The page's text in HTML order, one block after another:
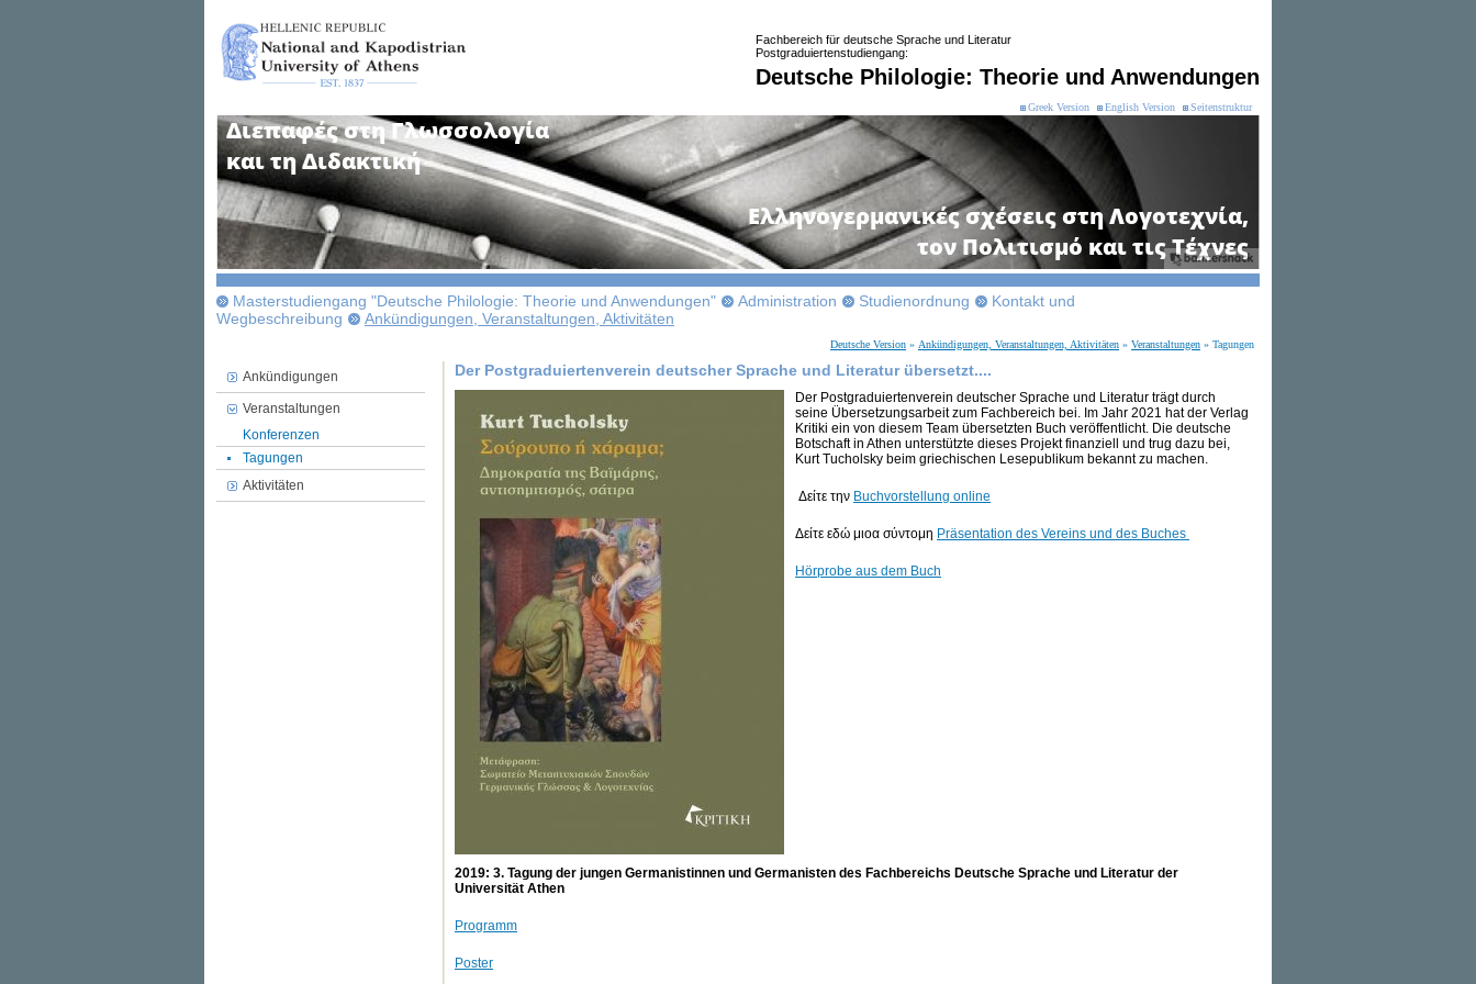
Fachbereich für deutsche Sprache und Literatur
Postgraduiertenstudiengang:
Deutsche Philologie: Theorie und Anwendungen
Greek Version English Version Seitenstruktur
Masterstudiengang "Deutsche Philologie: Theorie und Anwendungen" Administration Studienordnung
Kontakt und
Wegbeschreibung
Ankündigungen, Veranstaltungen, Aktivitäten
Deutsche Version » Ankündigungen, Veranstaltungen, Aktivitäten » Veranstaltungen » Tagungen
Ankündigungen
Veranstaltungen
Konferenzen
Tagungen
Aktivitäten
Der Postgraduiertenverein deutscher Sprache und Literatur übersetzt....
Der Postgraduiertenverein deutscher Sprache und Literatur trägt durch
seine Übersetzungsarbeit zum Fachbereich bei. Im Jahr 2021 hat der Verlag
Kritiki ein von diesem Team übersetzten Buch veröffentlicht. Die deutsche
Botschaft in Athen unterstützte dieses Projekt finanziell und trug dazu bei,
Kurt Tucholsky beim griechischen Lesepublikum bekannt zu machen.
Δείτε την Buchvorstellung online
Δείτε εδώ μιοα σύντομη Präsentation des Vereins und des Buches
Ηörprobe aus dem Buch
2019: 3. Tagung der jungen Germanistinnen und Germanisten des Fachbereichs Deutsche Sprache und Literatur der
Universität Athen
Programm
Poster